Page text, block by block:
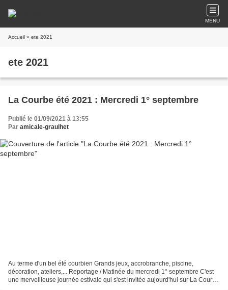
MENU
Accueil » ete 2021
ete 2021
La Courbe été 2021 : Mercredi 1° septembre
Publié le 01/09/2021 à 13:55
Par amicale-graulhet
Au terme d'un bel été courbien Grands jeux, accrobranche, piscine,
décoration, ateliers,... Reportage / Matinée du mercredi 1° septembre C'est
une merveilleuse journée estivale qui s'est invitée aujourd'hui sur La Courbe